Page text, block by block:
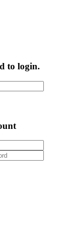
to login.